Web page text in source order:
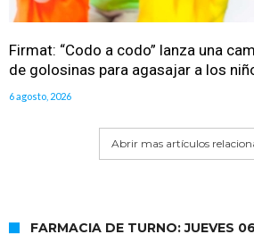
Firmat: “Codo a codo” lanza una
de golosinas para agasajar a los
6 agosto, 2026
Abrir mas artículos
FARMACIA DE TURNO: JUEVES